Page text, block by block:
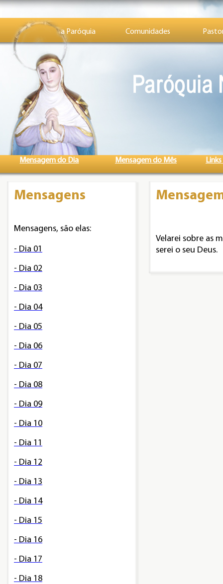
a Paróquia Comunidades
Mensagem do Dia Mensagem do Mês
Mensagens
Mensagens, são elas:
- Dia 01
- Dia 02
- Dia 03
- Dia 04
- Dia 05
- Dia 06
- Dia 07
- Dia 08
- Dia 09
- Dia 10
- Dia 11
- Dia 12
- Dia 13
- Dia 14
- Dia 15
- Dia 16
- Dia 17
- Dia 18
Velarei sobre as
serei o seu Deus.